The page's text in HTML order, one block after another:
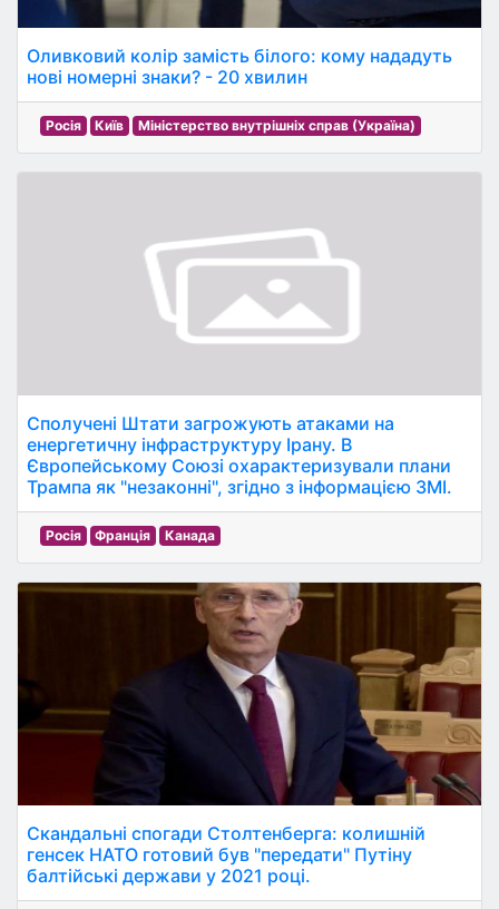
Оливковий колір замість білого: кому нададуть
нові номерні знаки? - 20 хвилин
Росія Київ Міністерство внутрішніх справ (Україна)
Сполучені Штати загрожують атаками на
енергетичну інфраструктуру Ірану. В
Європейському Союзі охарактеризували плани
Трампа як "незаконні", згідно з інформацією ЗМІ.
Росія Франція Канада
Скандальні спогади Столтенберга: колишній
генсек НАТО готовий був "передати" Путіну
балтійські держави у 2021 році.